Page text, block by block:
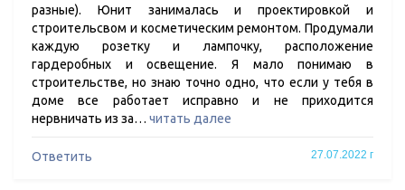
разные). Юнит занималась и проектировкой и
строительсвом и косметическим ремонтом. Продумали
каждую розетку и лампочку, расположение
гардеробных и освещение. Я мало понимаю в
строительстве, но знаю точно одно, что если у тебя в
доме все работает исправно и не приходится
нервничать из за… читать далее
Ответить 27.07.2022 г